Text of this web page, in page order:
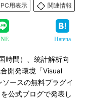
PC用表示
関連情報
Hatena
時間）、統計解析向
開発環境「Visual
ースの無料プラグイ
公式ブログで発表し